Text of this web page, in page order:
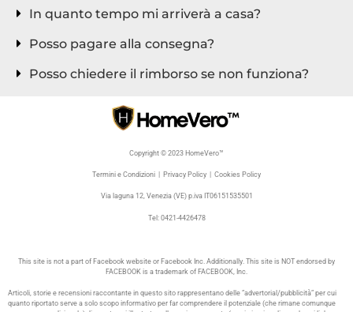
In quanto tempo mi arriverà a casa?
Posso pagare alla consegna?
Posso chiedere il rimborso se non funziona?
Copyright © 2023 HomeVero™
Termini e Condizioni | Privacy Policy | Cookies Policy
Via laguna 12, Venezia (VE) p.iva IT06151535501
Tel: 0421-4426478
This site is not a part of Facebook website or Facebook Inc. Additionally. This site is NOT endorsed by
FACEBOOK is a trademark of FACEBOOK, Inc.
Articoli, storie e recensioni raccontante in questo sito rappresentano delle ”advertorial/pubblicità” per cui
quanto riportato serve a solo scopo informativo per far comprendere il potenziale (che rimane comunque